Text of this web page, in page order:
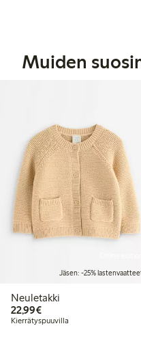
Muiden
Jäsen: -25%
Neuletakki
22,99€22,99 €
Kierrätyspuuvilla